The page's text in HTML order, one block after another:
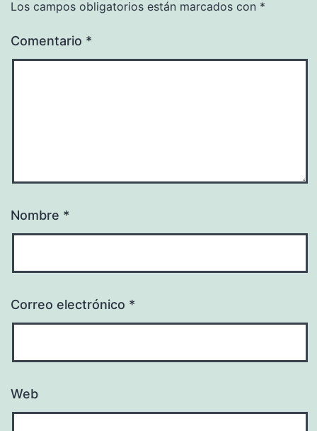
Los campos obligatorios están marcados con *
Comentario *
Nombre *
Correo electrónico *
Web